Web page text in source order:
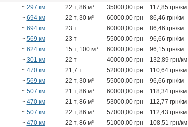
~ 297 км 22 т, 86 м³ 35000,00 грн
117,85 грн/км
~ 694 км 22 т, 30 м³ 60000,00 грн
86,46 грн/км
~ 694 км 23 т 60000,00 грн
86,46 грн/км
~ 569 км 23 т 55000,00 грн
96,66 грн/км
~ 624 км 15 т, 100 м³ 60000,00 грн
96,15 грн/км
~ 301 км 22 т 40000,00 грн
132,89 грн/км
~ 470 км 21,7 т 52000,00 грн
110,64 грн/км
~ 569 км 22 т, 30 м³ 55000,00 грн
96,66 грн/км
~ 507 км 21 т, 86 м³ 60000,00 грн
118,34 грн/км
~ 470 км 21 т, 86 м³ 53000,00 грн
112,77 грн/км
~ 507 км 22 т, 86 м³ 57000,00 грн
112,43 грн/км
~ 470 км 22 т, 86 м³ 51000,00 грн
108,51 грн/км